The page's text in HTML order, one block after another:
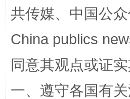
共传媒、中国公
China publics
同意其观点或证
一、遵守各国有